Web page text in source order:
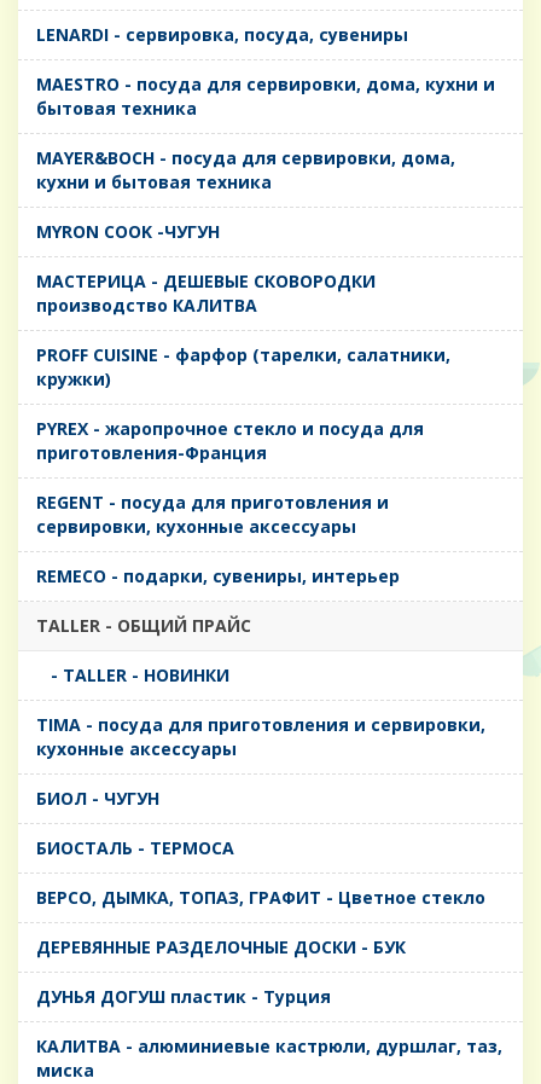
LENARDI - сервировка, посуда, сувениры
MAESTRO - посуда для сервировки, дома, кухни и
бытовая техника
MAYER&BOCH - посуда для сервировки, дома,
кухни и бытовая техника
MYRON COOK -ЧУГУН
MАСТЕРИЦА - ДЕШЕВЫЕ СКОВОРОДКИ
производство КАЛИТВА
PROFF CUISINE - фарфор (тарелки, салатники,
кружки)
PYREX - жаропрочное стекло и посуда для
приготовления-Франция
REGENT - посуда для приготовления и
сервировки, кухонные аксессуары
REMECO - подарки, сувениры, интерьер
TALLER - ОБЩИЙ ПРАЙС
- TALLER - НОВИНКИ
TIMA - посуда для приготовления и сервировки,
кухонные аксессуары
БИОЛ - ЧУГУН
БИОСТАЛЬ - ТЕРМОСА
ВЕРСО, ДЫМКА, ТОПАЗ, ГРАФИТ - Цветное стекло
ДЕРЕВЯННЫЕ РАЗДЕЛОЧНЫЕ ДОСКИ - БУК
ДУНЬЯ ДОГУШ пластик - Турция
КАЛИТВА - алюминиевые кастрюли, дуршлаг, таз,
миска